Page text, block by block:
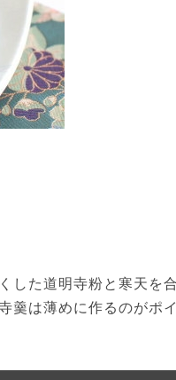
した道明寺粉と寒天を
羹は薄めに作るのがポ